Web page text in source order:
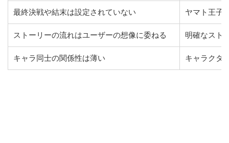
最終決戦や結末は設定されていない ヤマト王子
ストーリーの流れはユーザーの想像に委ねる 明確なスト
キャラ同士の関係性は薄い キャラクタ